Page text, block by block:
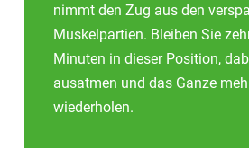
nimmt den Zug aus den
Muskelpartien. Bleiben Sie
Minuten in dieser Position,
ausatmen und das Ganze
wiederholen.